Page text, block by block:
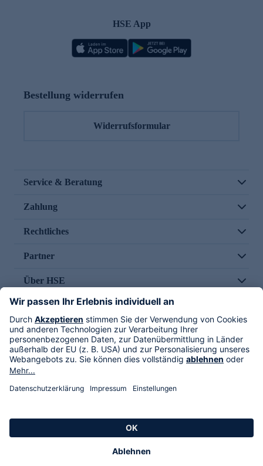
HSE App
Bestellung widerrufen
Widerrufsformular
Service & Beratung
Zahlung
Rechtliches
Partner
Über HSE
Im TV
HSE International